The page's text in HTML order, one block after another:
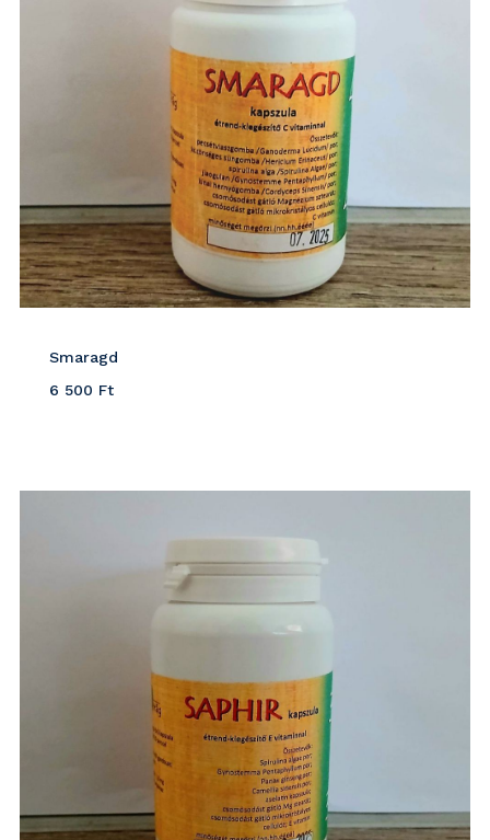
Smaragd
6 500 Ft